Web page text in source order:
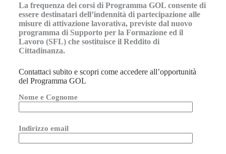
La frequenza dei corsi di Programma GOL consente di
essere destinatari dell’indennità di partecipazione alle
misure di attivazione lavorativa, previste dal nuovo
programma di Supporto per la Formazione ed il
Lavoro (SFL) che sostituisce il Reddito di
Cittadinanza.
Contattaci subito e scopri come accedere all’opportunità
del Programma GOL
Nome e Cognome
Indirizzo email